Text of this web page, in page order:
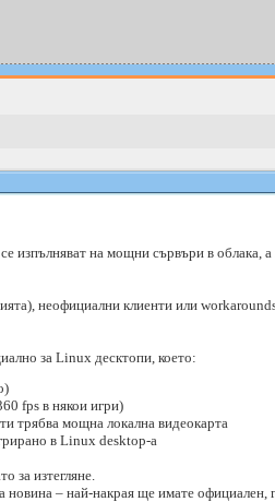
изпълняват на мощни сървъри в облака,
неофициални клиенти или
за Linux десктопи, което:
fps в някои игри)
трябва мощна локална видеокарта
в Linux desktop-а
за изтегляне.
– най-накрая ще имате официален,